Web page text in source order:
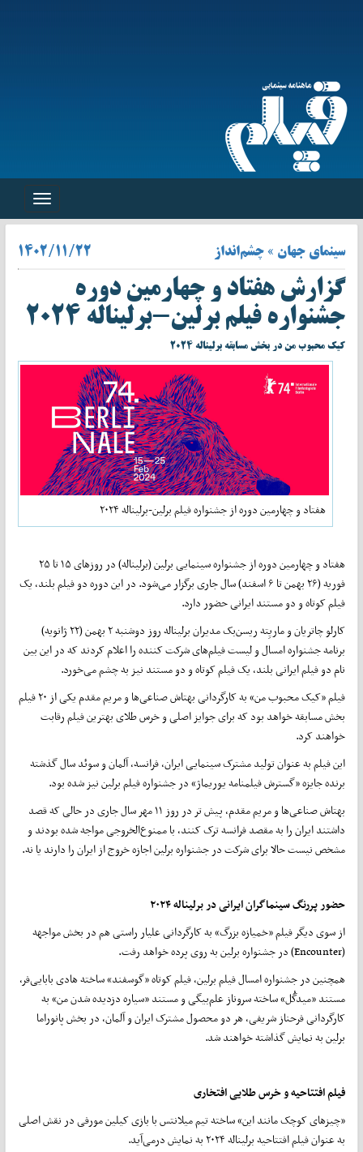
Toggle
سینمای جهان » چشم‌انداز ۱۴۰۲/۱۱/۲۲
گزارش هفتاد و چهارمین دوره
جشنواره فیلم برلین-برلیناله ۲۰۲۴
کیک محبوب من در بخش مسابقه برلیناله ۲۰۲۴
هفتاد و چهارمین دوره از جشنواره فیلم برلین-برلیناله ۲۰۲۴
هفتاد و چهارمین دوره از جشنواره سینمایی برلین (برلیناله) در روزهای ۱۵ تا ۲۵
فوریه (۲۶ بهمن تا ۶ اسفند) سال جاری برگزار می‌شود. در این دوره دو فیلم بلند، یک
فیلم کوتاه و دو مستند ایرانی حضور دارد.
کارلو چاتریان و ماریِته ریسن‌بک مدیران برلیناله روز دوشنبه ۲ بهمن (۲۲ ژانویه)
برنامه جشنواره امسال و لیست فیلم‌های شرکت کننده را اعلام کردند که در این بین
نام دو فیلم ایرانی بلند، یک فیلم کوتاه و دو مستند نیز به چشم می‌خورد.
فیلم «کیک محبوب من» به کارگردانی بهتاش صناعی‌ها و مریم مقدم یکی از ۲۰ فیلم
بخش مسابقه خواهد بود که برای جوایز اصلی و خرس طلای بهترین فیلم رقابت
خواهند کرد.
این فیلم به عنوان تولید مشترک سینمایی ایران، فرانسه، آلمان و سوئد سال گذشته
برنده جایزه «گسترش فیلمنامه یوریماژ» در جشنواره فیلم برلین نیز شده بود.
بهتاش صناعی‌ها و مریم مقدم، پیش تر در روز ۱۱ مهر سال جاری در حالی که قصد
داشتند ایران را به مقصد فرانسه ترک کنند، با ممنوع‌الخروجی مواجه شده بودند و
مشخص نیست حالا برای شرکت در جشنواره برلین اجازه خروج از ایران را دارند یا نه.
حضور پررنگ سینماگران ایرانی در برلیناله۲۰۲۴
از سوی دیگر فیلم «خمیازه بزرگ» به کارگردانی علیار راستی هم در بخش مواجهه
همچنین در جشنواره امسال فیلم برلین، فیلم کوتاه «گوسفند» ساخته هادی بابایی‌فر،
مستند «میدگُل» ساخته سروناز علم‌بیگی و مستند «سیاره دزدیده شدن من» به
کارگردانی فرحناز شریفی، هر دو محصول مشترک ایران و آلمان، در بخش پانوراما
برلین به نمایش گذاشته خواهند شد.
فیلم افتتاحیه و خرس طلایی افتخاری
«چیزهای کوچک مانند این» ساخته تیم میلانتس با بازی کیلین مورفی در نقش اصلی
به عنوان فیلم افتتاحیه برلیناله ۲۰۲۴ به نمایش درمی‌آید.